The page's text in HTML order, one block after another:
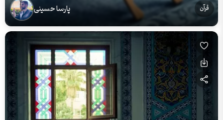
قرآن پارسا حسینی